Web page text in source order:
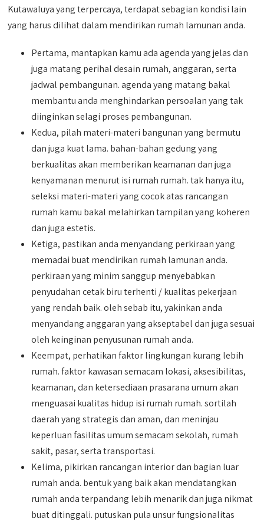
Kutawaluya yang terpercaya, terdapat sebagian kondisi lain
yang harus dilihat dalam mendirikan rumah lamunan anda.
Pertama, mantapkan kamu ada agenda yang jelas dan
juga matang perihal desain rumah, anggaran, serta
jadwal pembangunan. agenda yang matang bakal
membantu anda menghindarkan persoalan yang tak
diinginkan selagi proses pembangunan.
Kedua, pilah materi-materi bangunan yang bermutu
dan juga kuat lama. bahan-bahan gedung yang
berkualitas akan memberikan keamanan dan juga
kenyamanan menurut isi rumah rumah. tak hanya itu,
seleksi materi-materi yang cocok atas rancangan
rumah kamu bakal melahirkan tampilan yang koheren
dan juga estetis.
Ketiga, pastikan anda menyandang perkiraan yang
memadai buat mendirikan rumah lamunan anda.
perkiraan yang minim sanggup menyebabkan
penyudahan cetak biru terhenti / kualitas pekerjaan
yang rendah baik. oleh sebab itu, yakinkan anda
menyandang anggaran yang akseptabel dan juga sesuai
oleh keinginan penyusunan rumah anda.
Keempat, perhatikan faktor lingkungan kurang lebih
rumah. faktor kawasan semacam lokasi, aksesibilitas,
keamanan, dan ketersediaan prasarana umum akan
menguasai kualitas hidup isi rumah rumah. sortilah
daerah yang strategis dan aman, dan meninjau
keperluan fasilitas umum semacam sekolah, rumah
sakit, pasar, serta transportasi.
Kelima, pikirkan rancangan interior dan bagian luar
rumah anda. bentuk yang baik akan mendatangkan
rumah anda terpandang lebih menarik dan juga nikmat
buat ditinggali. putuskan pula unsur fungsionalitas